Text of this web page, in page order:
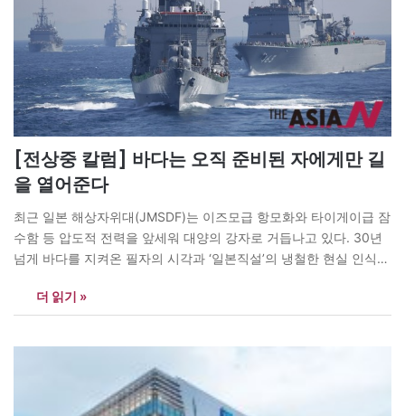
[전상중 칼럼] 바다는 오직 준비된 자에게만 길
을 열어준다
최근 일본 해상자위대(JMSDF)는 이즈모급 항모화와 타이게이급 잠
수함 등 압도적 전력을 앞세워 대양의 강자로 거듭나고 있다. 30년
넘게 바다를 지켜온 필자의 시각과 ‘일본직설’의 냉철한 현실 인식을
2026년 현재 트럼프 행정부의 ‘호르무즈 역봉쇄(Counter-
Blockade)’ 전략과 이에 발맞춘 일본의 기민한 움직임은 우리에게
더 읽기 »